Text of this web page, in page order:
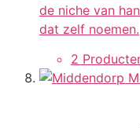
de niche van
dat zelf noemen.
2